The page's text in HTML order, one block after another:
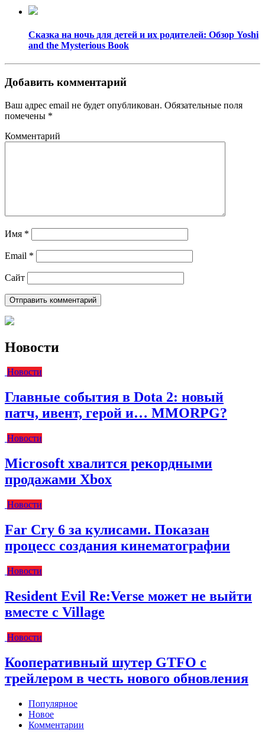
Сказка на ночь для детей и их родителей: Обзор Yoshi
and the Mysterious Book
Добавить комментарий
Ваш адрес email не будет опубликован. Обязательные поля
помечены *
Комментарий
Имя *
Email *
Сайт
Новости
Новости
Главные события в Dota 2: новый
патч, ивент, герой и… MMORPG?
Новости
Microsoft хвалится рекордными
продажами Xbox
Новости
Far Cry 6 за кулисами. Показан
процесс создания кинематографии
Новости
Resident Evil Re:Verse может не выйти
вместе с Village
Новости
Кооперативный шутер GTFO с
трейлером в честь нового обновления
Популярное
Новое
Комментарии